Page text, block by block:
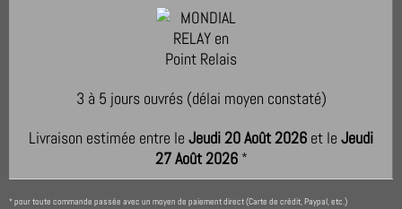
3 à 5 jours ouvrés (délai moyen constaté)
Livraison estimée entre le Jeudi 20 Août 2026 et le Jeudi
27 Août 2026 *
* pour toute commande passée avec un moyen de paiement direct (Carte de crédit, Paypal, etc.)